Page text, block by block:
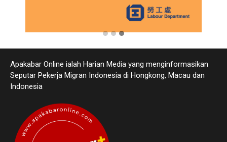
Apakabar Online ialah Harian Media yang menginformasikan
Seputar Pekerja Migran Indonesia di Hongkong, Macau dan
Indonesia